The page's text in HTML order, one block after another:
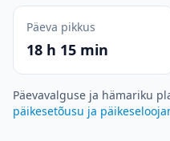
Päeva pikkus
18 h 15 min
Päevavalguse ja hämariku
päikesetõusu ja